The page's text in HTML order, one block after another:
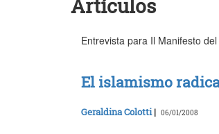
Artículos
Entrevista para Il Manifesto
El islamismo
Geraldina Colotti| 06/01/2008